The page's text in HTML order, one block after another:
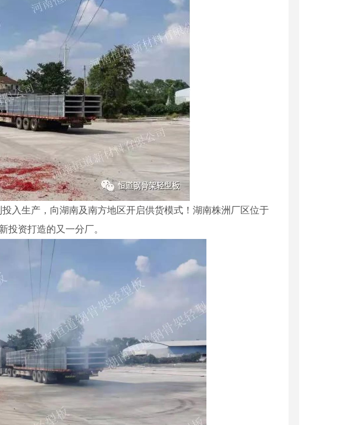
入生产，向湖南及南方地区开启供货模式！湖南株洲厂区位于
投资打造的又一分厂。